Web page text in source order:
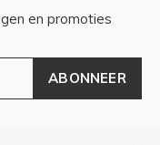
en promoties
ABONNEER